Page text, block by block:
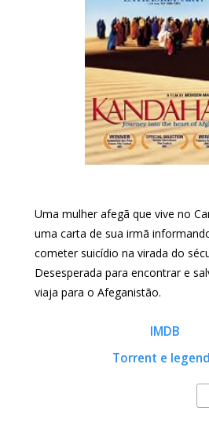
Uma mulher afegã que vive no
uma carta de sua irmã
cometer suicídio na virada do
Desesperada para encontrar e
viaja para o Afeganistão.
IMDB
Torrent e